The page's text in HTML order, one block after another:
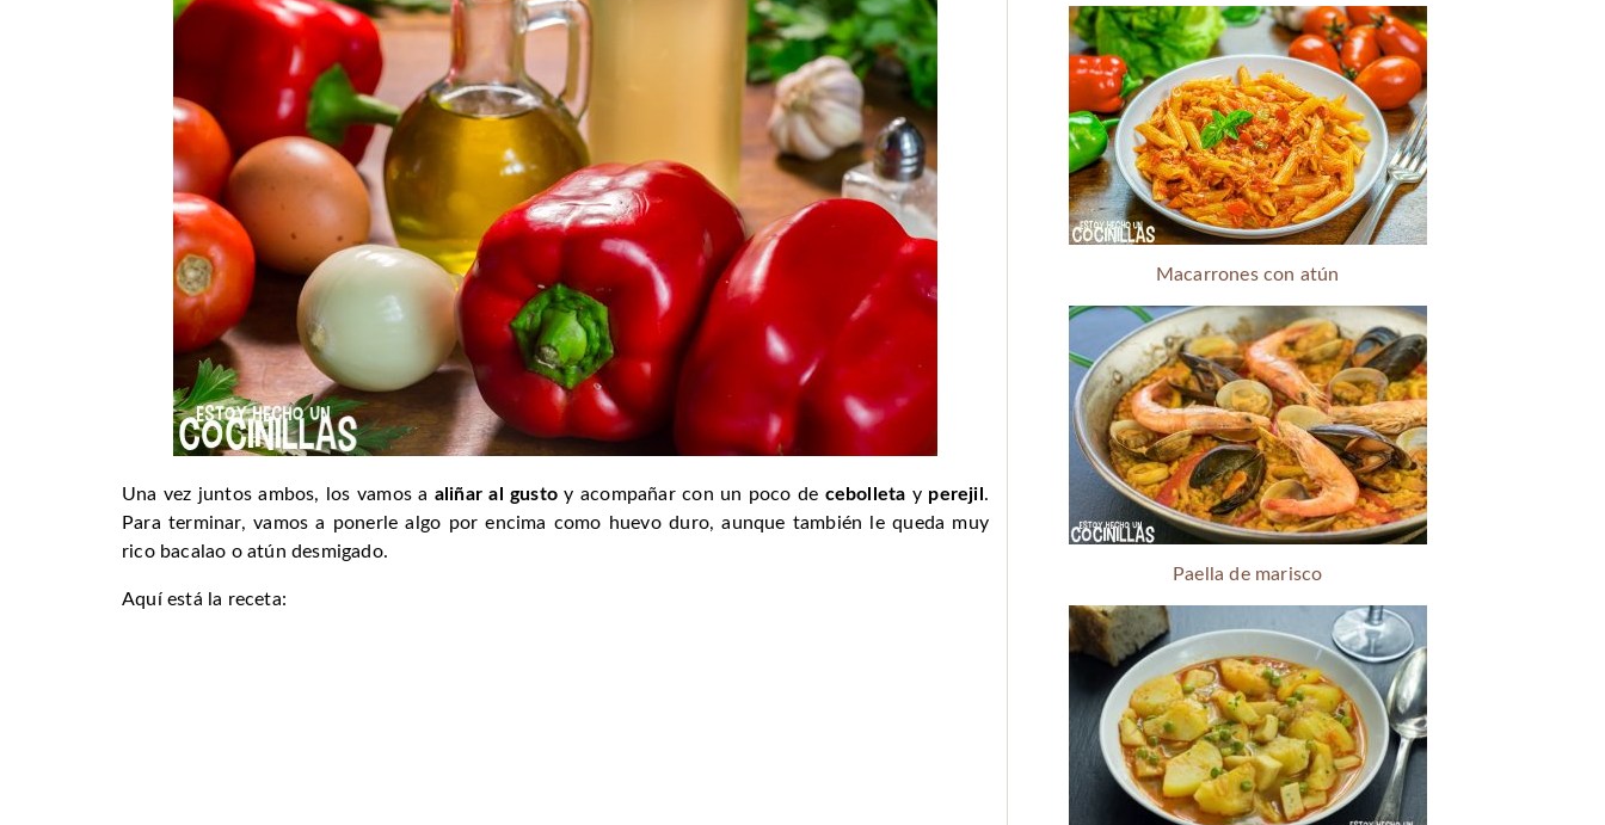
Una vez juntos ambos, los vamos a aliñar al gusto y acompañar con un poco de cebolleta y perejil .
Para terminar, vamos a ponerle algo por encima como huevo duro, aunque también le queda muy
rico bacalao o atún desmigado.
Aquí está la receta:
Macarrones con atún
Paella de marisco